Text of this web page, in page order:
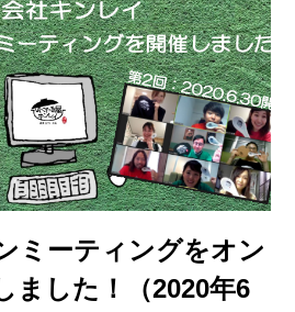
ミーティングをオン
ました！（2020年6